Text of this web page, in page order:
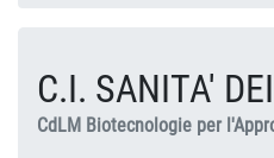
C.I. SANITA'
CdLM Biotecnologie per